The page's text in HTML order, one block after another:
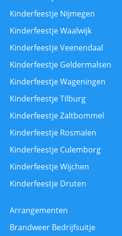
Kinderfeestje Nijmegen
Kinderfeestje Waalwijk
Kinderfeestje Veenendaal
Kinderfeestje Geldermalsen
Kinderfeestje Wageningen
Kinderfeestje Tilburg
Kinderfeestje Zaltbommel
Kinderfeestje Rosmalen
Kinderfeestje Culemborg
Kinderfeestje Wijchen
Kinderfeestje Druten
Arrangementen
Brandweer Bedrijfsuitje